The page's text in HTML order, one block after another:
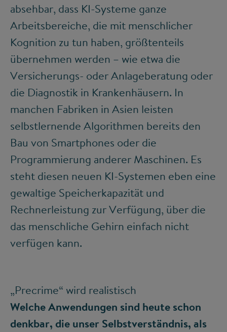
absehbar, dass KI-Systeme ganze
Arbeitsbereiche, die mit menschlicher
Kognition zu tun haben, größtenteils
übernehmen werden – wie etwa die
Versicherungs- oder Anlageberatung oder
die Diagnostik in Krankenhäusern. In
manchen Fabriken in Asien leisten
selbstlernende Algorithmen bereits den
Bau von Smartphones oder die
Programmierung anderer Maschinen. Es
steht diesen neuen KI-Systemen eben eine
gewaltige Speicherkapazität und
Rechnerleistung zur Verfügung, über die
das menschliche Gehirn einfach nicht
verfügen kann.
„Precrime“ wird realistisch
Welche Anwendungen sind heute schon
denkbar, die unser Selbstverständnis, als